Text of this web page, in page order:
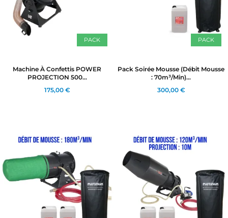
PACK
Machine À Confettis POWER
PROJECTION 500...
175,00 €
PACK
Pack Soirée Mousse (Débit Mousse
: 70m³/min)...
300,00 €